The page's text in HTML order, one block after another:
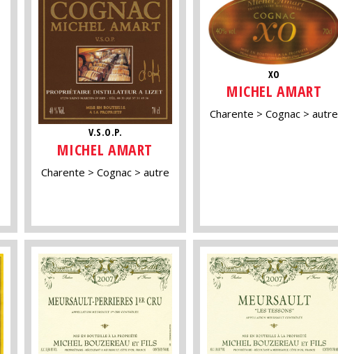
V.S.O.P.
MICHEL AMART
Charente Cognac autre
XO
MICHEL AMART
Charente Cognac autre